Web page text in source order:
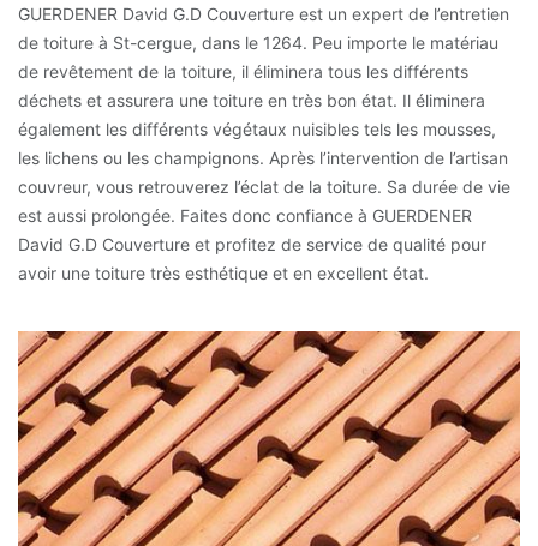
GUERDENER David G.D Couverture est un expert de l’entretien
de toiture à St-cergue, dans le 1264. Peu importe le matériau
de revêtement de la toiture, il éliminera tous les différents
déchets et assurera une toiture en très bon état. Il éliminera
également les différents végétaux nuisibles tels les mousses,
les lichens ou les champignons. Après l’intervention de l’artisan
couvreur, vous retrouverez l’éclat de la toiture. Sa durée de vie
est aussi prolongée. Faites donc confiance à GUERDENER
David G.D Couverture et profitez de service de qualité pour
avoir une toiture très esthétique et en excellent état.